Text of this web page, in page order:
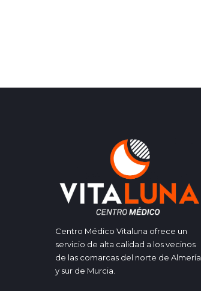
Centro Médico Vitaluna ofrece un
servicio de alta calidad a los vecinos
de las comarcas del norte de Almería
y sur de Murcia.